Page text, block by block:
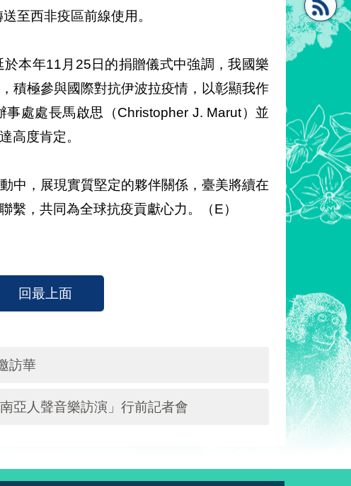
至西非疫區前線使用。
本年11月25日的捐贈儀式中強調，我國樂
積極參與國際對抗伊波拉疫情，以彰顯我作
處處長馬啟思（Christopher J. Marut）並
高度肯定。
中，展現實質堅定的夥伴關係，臺美將續在
繫，共同為全球抗疫貢獻心力。（E）
回最上面
訪華
亞人聲音樂訪演」行前記者會